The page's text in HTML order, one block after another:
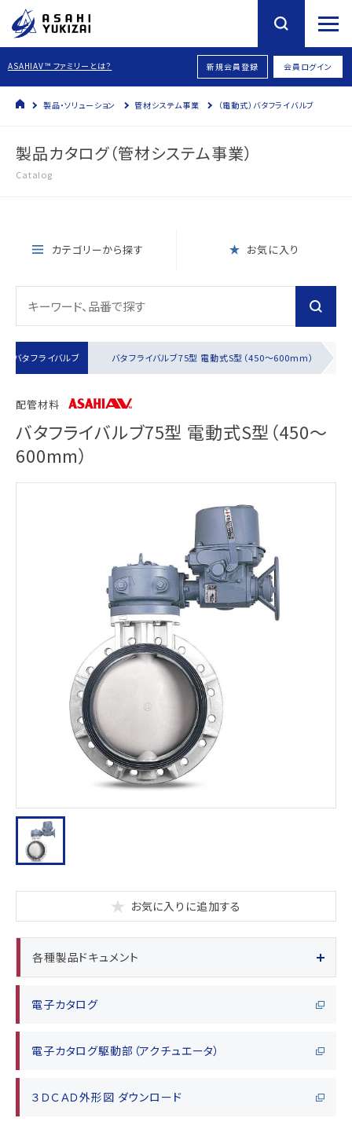
ASAHIAV™ ファミリーとは？ 新規会員登録 会員ログイン
製品・ソリューション 管材システム事業 （電動式）バタフライバルブ
製品カタログ（管材システム事業）
Catalog
カテゴリーから探す お気に入り
）バタフライバルブ バタフライバルブ75型 電動式S型（450～600mm）
配管材料
バタフライバルブ75型 電動式S型（450～
600mm）
お気に入りに追加する
各種製品ドキュメント
電子カタログ
電子カタログ駆動部（アクチュエータ）
３ＤＣＡＤ外形図 ダウンロード